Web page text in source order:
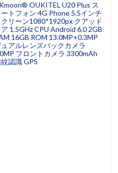
OUKITEL U20 Plus ス
トフォン 4G Phone 5.5インチ
クリーン1080*1920px クアッド
ア 1.5GHz CPU Android 6.0 2GB
16GB ROM 13.0MP+0.3MP
アルレンズバックカメラ
フロントカメラ 3300mAh
認識 GPS